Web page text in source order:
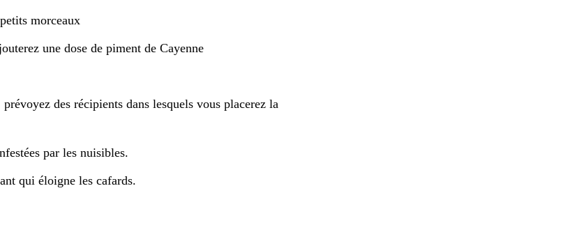
morceaux
une dose de piment de Cayenne
des récipients dans lesquels vous placerez la
par les nuisibles.
qui éloigne les cafards.